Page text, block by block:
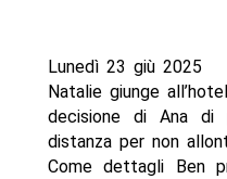
Lunedì 23 giù 2025
Natalie giunge
decisione di Ana di
distanza per non
Come dettagli Ben